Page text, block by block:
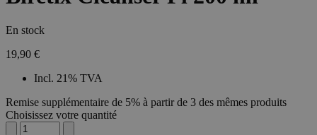
En stock
19,90 €
Incl. 21% TVA
Remise supplémentaire de 5% à partir de 3 des mêmes produits
Choisissez votre quantité